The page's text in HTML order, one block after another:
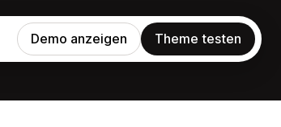
Demo anzeigen Theme testen